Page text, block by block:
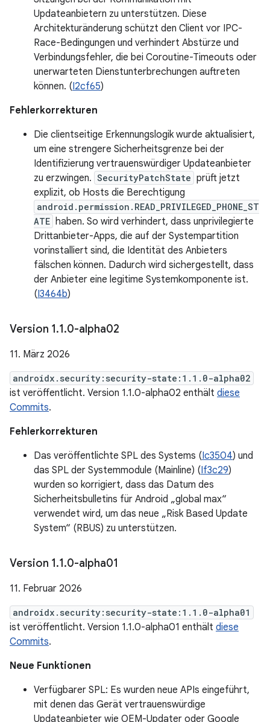
Updateanbietern zu unterstützen. Diese
Architekturänderung schützt den Client vor IPC-
Race-Bedingungen und verhindert Abstürze und
Verbindungsfehler, die bei Coroutine-Timeouts oder
unerwarteten Dienstunterbrechungen auftreten
können. (I2cf65)
Fehlerkorrekturen
Die clientseitige Erkennungslogik wurde aktualisiert,
um eine strengere Sicherheitsgrenze bei der
Identifizierung vertrauenswürdiger Updateanbieter
zu erzwingen. SecurityPatchState prüft jetzt
explizit, ob Hosts die Berechtigung
android.permission.READ_PRIVILEGED_PHONE_ST
ATE haben. So wird verhindert, dass unprivilegierte
Drittanbieter-Apps, die auf der Systempartition
vorinstalliert sind, die Identität des Anbieters
fälschen können. Dadurch wird sichergestellt, dass
der Anbieter eine legitime Systemkomponente ist.
(I3464b)
Version 1.1.0-alpha02
11. März 2026
androidx.security:security-state:1.1.0-alpha02
ist veröffentlicht. Version 1.1.0-alpha02 enthält diese
Commits.
Fehlerkorrekturen
Das veröffentlichte SPL des Systems (Ic3504) und
das SPL der Systemmodule (Mainline) (If3c29)
wurden so korrigiert, dass das Datum des
Sicherheitsbulletins für Android „global max“
verwendet wird, um das neue „Risk Based Update
System“ (RBUS) zu unterstützen.
Version 1.1.0-alpha01
11. Februar 2026
androidx.security:security-state:1.1.0-alpha01
ist veröffentlicht. Version 1.1.0-alpha01 enthält diese
Commits.
Neue Funktionen
Verfügbarer SPL: Es wurden neue APIs eingeführt,
mit denen das Gerät vertrauenswürdige
Updateanbieter wie OEM-Updater oder Google